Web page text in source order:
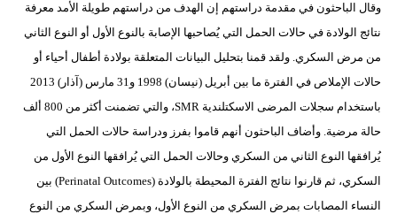
وقال الباحثون في مقدمة دراستهم إن الهدف من دراستهم طويلة الأمد معرفة
نتائج الولادة في حالات الحمل التي يُصاحبها الإصابة بالنوع الأول أو النوع الثاني
من مرض السكري. ولقد قمنا بتحليل البيانات المتعلقة بولادة أطفال أحياء أو
حالات الإملاص في الفترة ما بين أبريل (نيسان) 1998 و31 مارس (آذار) 2013
باستخدام سجلات المرضى الاسكتلندية SMR، والتي تضمنت أكثر من 800 ألف
حالة مرضية. وأضاف الباحثون أنهم قاموا بفرز ودراسة حالات الحمل التي
يُرافقها النوع الثاني من السكري وحالات الحمل التي يُرافقها النوع الأول من
السكري، ثم قارنوا نتائج الفترة المحيطة بالولادة (Perinatal Outcomes) بين
النساء المصابات بمرض السكري من النوع الأول، وبمرض السكري من النوع